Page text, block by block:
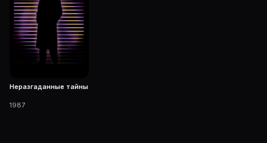
Неразгаданные тайны
1987